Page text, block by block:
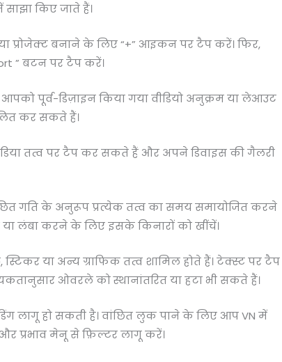
किए जाते हैं।
प्रोजेक्ट बनाने के लिए “+” आइकन पर टैप करें। फिर,
” बटन पर टैप करें।
पूर्व-डिज़ाइन किया गया वीडियो अनुक्रम या लेआउट
कर सकते हैं।
तत्व पर टैप कर सकते हैं और अपने डिवाइस की गैलरी
गति के अनुरूप प्रत्येक तत्व का समय समायोजित करने
लंबा करने के लिए इसके किनारों को खींचें।
या अन्य ग्राफिक तत्व शामिल होते हैं। टेक्स्ट पर टैप
ओवरले को स्थानांतरित या हटा भी सकते हैं।
लागू हो सकती है। वांछित लुक पाने के लिए आप VN में
प्रभाव मेनू से फ़िल्टर लागू करें।